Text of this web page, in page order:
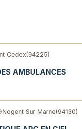
Cedex(94225)
AMBULANCES
Nogent Sur Marne(94130)